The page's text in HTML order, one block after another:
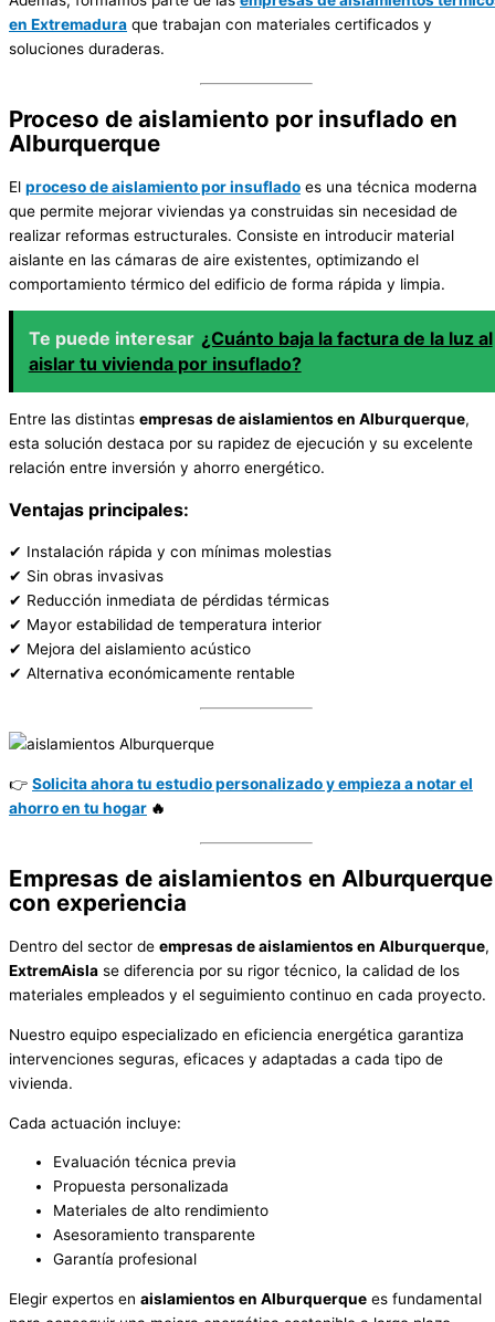
en Extremadura que trabajan con materiales certificados y
soluciones duraderas.
Proceso de aislamiento por insuflado en
Alburquerque
El proceso de aislamiento por insuflado es una técnica moderna
que permite mejorar viviendas ya construidas sin necesidad de
realizar reformas estructurales. Consiste en introducir material
aislante en las cámaras de aire existentes, optimizando el
comportamiento térmico del edificio de forma rápida y limpia.
Te puede interesar ¿Cuánto baja la factura de la luz al
aislar tu vivienda por insuflado?
Entre las distintas empresas de aislamientos en Alburquerque,
esta solución destaca por su rapidez de ejecución y su excelente
relación entre inversión y ahorro energético.
Ventajas principales:
✔ Instalación rápida y con mínimas molestias
✔ Sin obras invasivas
✔ Reducción inmediata de pérdidas térmicas
✔ Mayor estabilidad de temperatura interior
✔ Mejora del aislamiento acústico
✔ Alternativa económicamente rentable
👉 Solicita ahora tu estudio personalizado y empieza a notar el
ahorro en tu hogar 🔥
Empresas de aislamientos en Alburquerque
con experiencia
Dentro del sector de empresas de aislamientos en Alburquerque,
ExtremAisla se diferencia por su rigor técnico, la calidad de los
materiales empleados y el seguimiento continuo en cada proyecto.
Nuestro equipo especializado en eficiencia energética garantiza
intervenciones seguras, eficaces y adaptadas a cada tipo de
vivienda.
Cada actuación incluye:
Evaluación técnica previa
Propuesta personalizada
Materiales de alto rendimiento
Asesoramiento transparente
Garantía profesional
Elegir expertos en aislamientos en Alburquerque es fundamental